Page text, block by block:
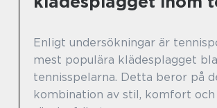
Enligt undersökningar är
mest populära klädesplagget
tennisspelarna. Detta beror på
kombination av stil, komfort och